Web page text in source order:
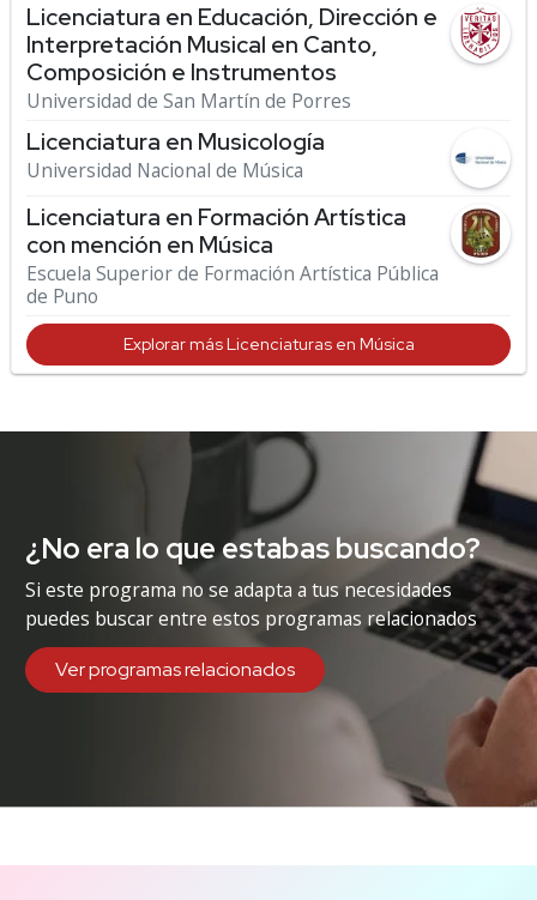
Licenciatura en Educación, Dirección e
Interpretación Musical en Canto,
Composición e Instrumentos
Universidad de San Martín de Porres
Licenciatura en Musicología
Universidad Nacional de Música
Licenciatura en Formación Artística
con mención en Música
Escuela Superior de Formación Artística Pública
de Puno
Explorar más Licenciaturas en Música
¿No era lo que estabas buscando?
Si este programa no se adapta a tus necesidades
puedes buscar entre estos programas relacionados
Ver programas relacionados